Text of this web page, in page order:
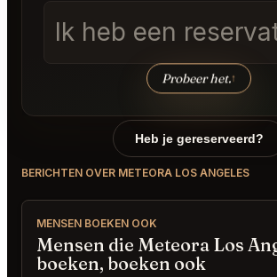
Ik heb een
Probeer het.↑
Heb je gereserveerd?
BERICHTEN OVER METEORA LOS ANGELES
MENSEN BOEKEN OOK
Mensen die Meteora Los
boeken, boeken ook